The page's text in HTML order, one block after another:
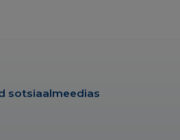
sotsiaalmeedias